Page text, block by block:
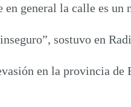
general la calle es
sostuvo en
en la provincia